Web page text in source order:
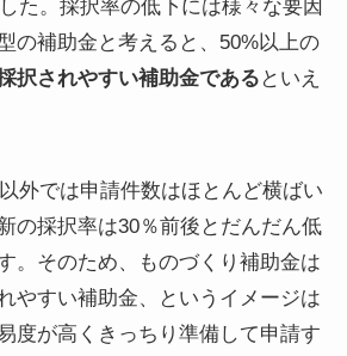
た。採択率の低下には様々な要因
の補助金と考えると、50%以上の
択されやすい補助金である といえ
外では申請件数はほとんど横ばい
の採択率は30％前後とだんだん低
。そのため、ものづくり補助金は
やすい補助金、というイメージは
度が高くきっちり準備して申請す